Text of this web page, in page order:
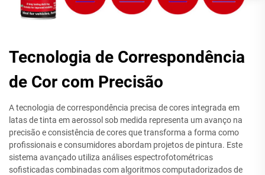
Tecnologia de Correspondência
de Cor com Precisão
A tecnologia de correspondência precisa de cores integrada em
latas de tinta em aerossol sob medida representa um avanço na
precisão e consistência de cores que transforma a forma como
profissionais e consumidores abordam projetos de pintura. Este
sistema avançado utiliza análises espectrofotométricas
sofisticadas combinadas com algoritmos computadorizados de